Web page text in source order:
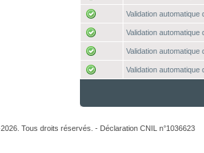
Validation
Validation
Validation
Validation
Tous droits réservés. - Déclaration CNIL n°1036623